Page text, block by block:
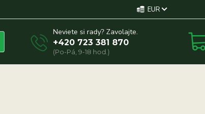
EUR
Neviete si rady? Zavolajte.
+420 723 381 870
(Po-Pá, 9-18 hod.)